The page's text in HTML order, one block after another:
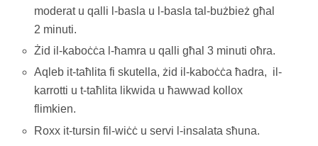
moderat u qalli l-basla u l-basla tal-bużbież għal
2 minuti.
Żid il-kaboċċa l-ħamra u qalli għal 3 minuti oħra.
Aqleb it-taħlita fi skutella, żid il-kaboċċa ħadra, il-
karrotti u t-taħlita likwida u ħawwad kollox
flimkien.
Roxx it-tursin fil-wiċċ u servi l-insalata sħuna.